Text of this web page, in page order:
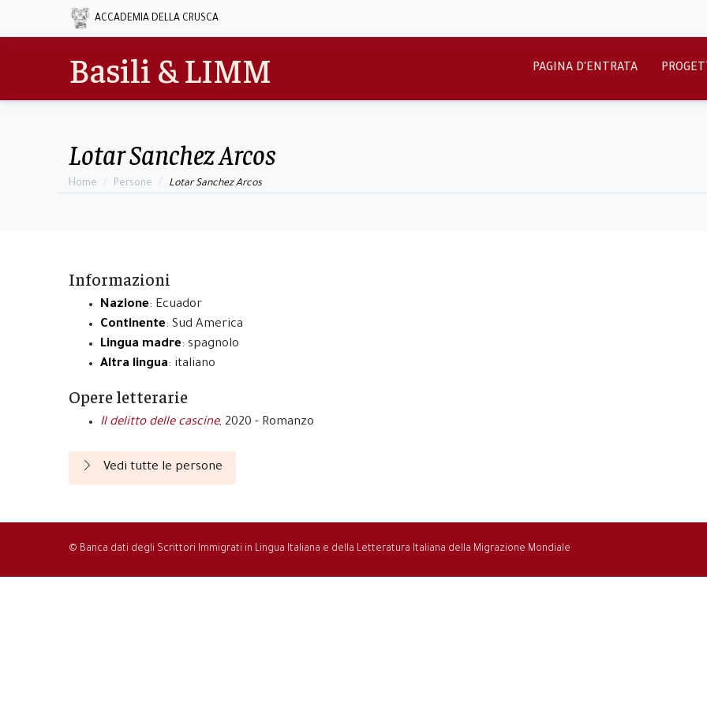
ACCADEMIA DELLA CRUSCA
Basili & LIMM PAGINA D'ENTRATA
Lotar Sanchez Arcos
Home Persone Lotar Sanchez Arcos
Informazioni
Nazione: Ecuador
Continente: Sud America
Lingua madre: spagnolo
Altra lingua: italiano
Opere letterarie
Il delitto delle cascine, 2020 - Romanzo
Vedi tutte le persone
© Banca dati degli Scrittori Immigrati in Lingua Italiana e della Letteratura Italiana della Migrazione Mondiale